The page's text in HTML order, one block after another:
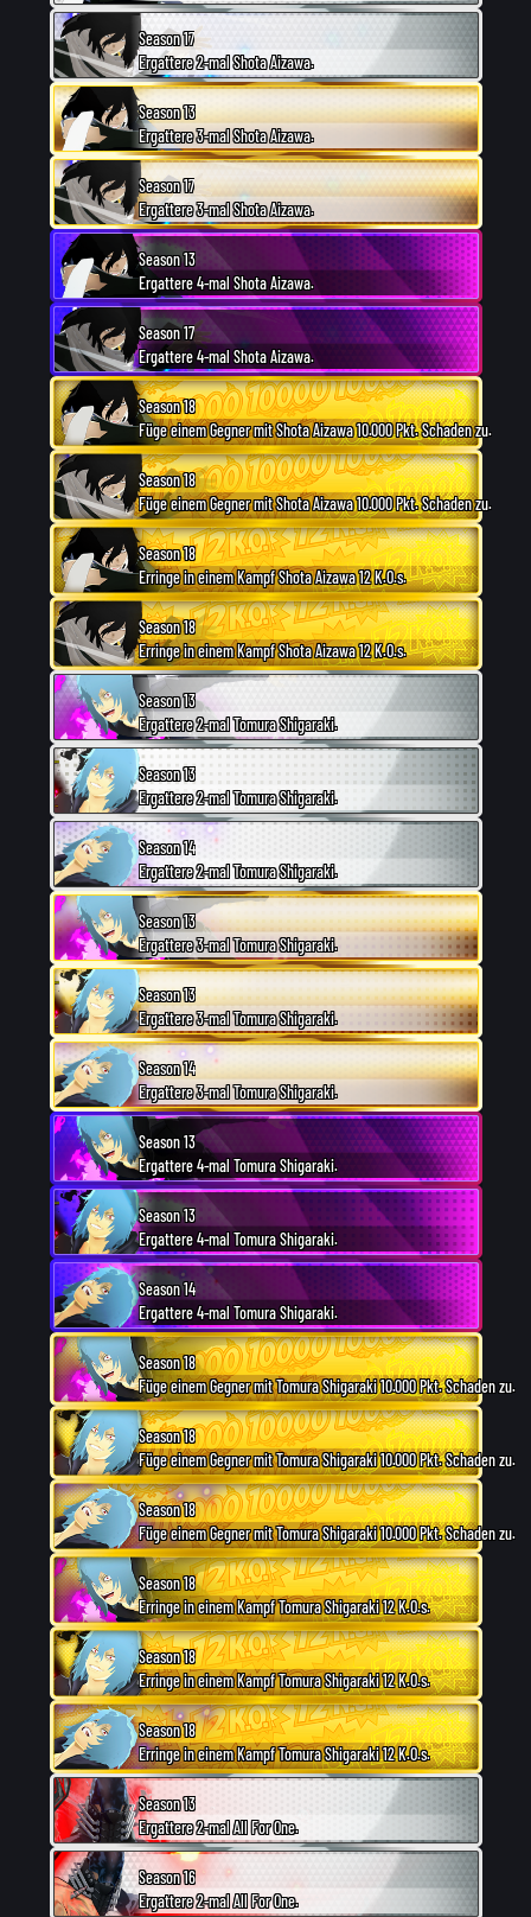
Season 17
Ergattere 2-mal Shota Aizawa.
Season 13
Ergattere 3-mal Shota Aizawa.
Season 17
Ergattere 3-mal Shota Aizawa.
Season 13
Ergattere 4-mal Shota Aizawa.
Season 17
Ergattere 4-mal Shota Aizawa.
Season 18
Füge einem Gegner mit Shota Aizawa 10.000 Pkt. Schaden zu.
Season 18
Füge einem Gegner mit Shota Aizawa 10.000 Pkt. Schaden zu.
Season 18
Erringe in einem Kampf Shota Aizawa 12 K.O.s.
Season 18
Erringe in einem Kampf Shota Aizawa 12 K.O.s.
Season 13
Ergattere 2-mal Tomura Shigaraki.
Season 13
Ergattere 2-mal Tomura Shigaraki.
Season 14
Ergattere 2-mal Tomura Shigaraki.
Season 13
Ergattere 3-mal Tomura Shigaraki.
Season 13
Ergattere 3-mal Tomura Shigaraki.
Season 14
Ergattere 3-mal Tomura Shigaraki.
Season 13
Ergattere 4-mal Tomura Shigaraki.
Season 13
Ergattere 4-mal Tomura Shigaraki.
Season 14
Ergattere 4-mal Tomura Shigaraki.
Season 18
Füge einem Gegner mit Tomura Shigaraki 10.000 Pkt. Schaden zu.
Season 18
Füge einem Gegner mit Tomura Shigaraki 10.000 Pkt. Schaden zu.
Season 18
Füge einem Gegner mit Tomura Shigaraki 10.000 Pkt. Schaden zu.
Season 18
Erringe in einem Kampf Tomura Shigaraki 12 K.O.s.
Season 18
Erringe in einem Kampf Tomura Shigaraki 12 K.O.s.
Season 18
Erringe in einem Kampf Tomura Shigaraki 12 K.O.s.
Season 13
Ergattere 2-mal All For One.
Season 16
Ergattere 2-mal All For One.